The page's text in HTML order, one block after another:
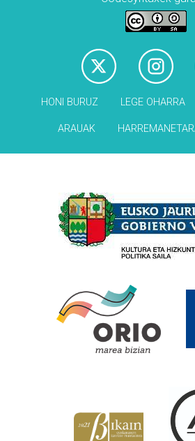
HONI BURUZ LEGE OHARRA
ARAUAK